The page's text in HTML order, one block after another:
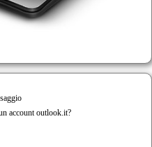
account outlook.it?